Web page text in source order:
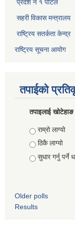
प्रदेश नं १ पोर्टल
सहरी विकास मन्त्रालय
राष्ट्रिय सतर्कता केन्द्र
राष्ट्रिय सूचना आयोग
तपाईको
तपाइलाई खोटेहाङ
Choices
राम्रो लाग्यो
ठिकै लाग्यो
सुधार गर्नु पर्ने
Older polls
Results